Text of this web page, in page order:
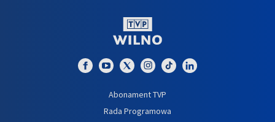
Abonament TVP
Rada Programowa